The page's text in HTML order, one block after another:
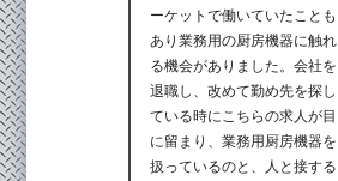
ーケットで働いていたことも
あり業務用の厨房機器に触れ
る機会がありました。会社を
退職し、改めて勤め先を探し
ている時にこちらの求人が目
に留まり、業務用厨房機器を
扱っているのと、人と接する